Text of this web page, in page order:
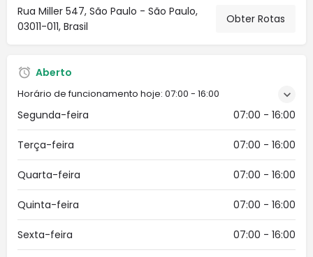
Rua Miller 547, São Paulo - São Paulo,
03011-011, Brasil
Obter Rotas
Aberto
Horário de funcionamento hoje: 07:00 - 16:00
Segunda-feira 07:00 - 16:00
Terça-feira 07:00 - 16:00
Quarta-feira 07:00 - 16:00
Quinta-feira 07:00 - 16:00
Sexta-feira 07:00 - 16:00